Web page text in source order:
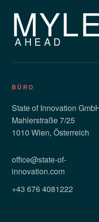
AHEAD
BÜRO
State of Innovation
Mahlerstraße 7/25
1010 Wien, Österreich
office@state-of-
innovation.com
+43 676 4081222